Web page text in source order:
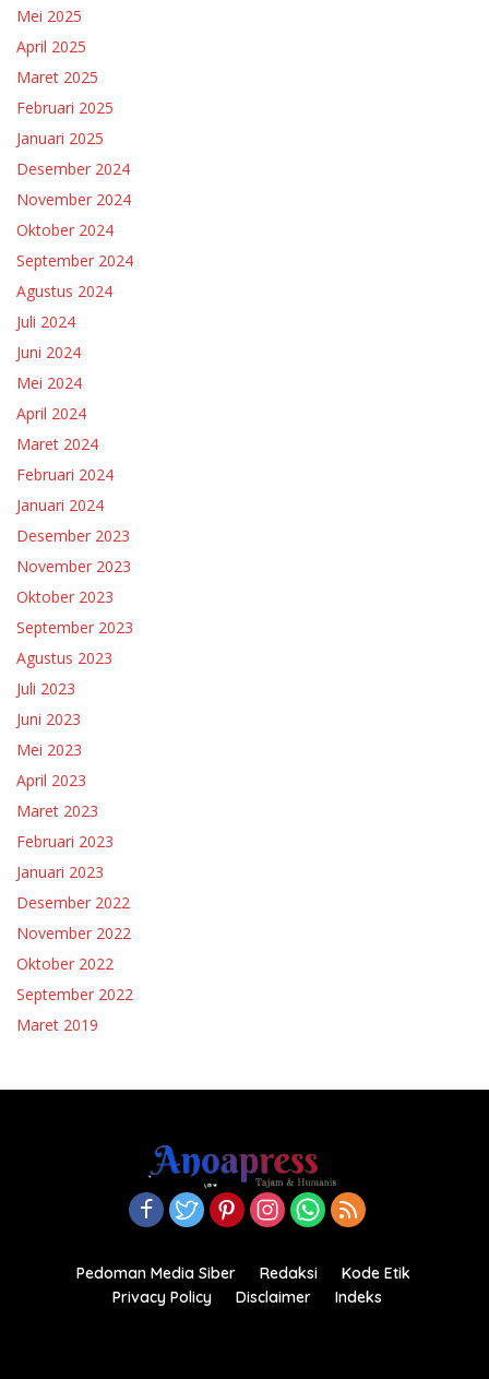
Mei 2025
April 2025
Maret 2025
Februari 2025
Januari 2025
Desember 2024
November 2024
Oktober 2024
September 2024
Agustus 2024
Juli 2024
Juni 2024
Mei 2024
April 2024
Maret 2024
Februari 2024
Januari 2024
Desember 2023
November 2023
Oktober 2023
September 2023
Agustus 2023
Juli 2023
Juni 2023
Mei 2023
April 2023
Maret 2023
Februari 2023
Januari 2023
Desember 2022
November 2022
Oktober 2022
September 2022
Maret 2019
Pedoman Media Siber Redaksi
Kode Etik
Privacy Policy
Disclaimer
Indeks